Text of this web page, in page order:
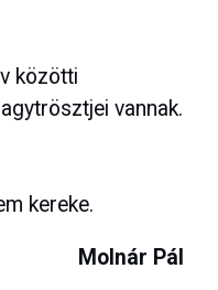
közötti
vannak.
kereke.
Molnár Pál